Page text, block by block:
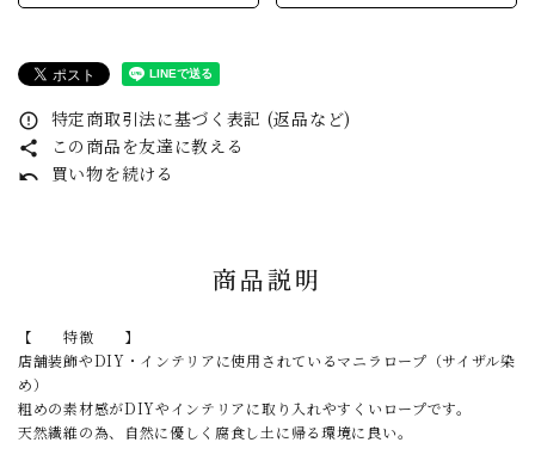
error_outline 特定商取引法に基づく表記 (返品など)
share この商品を友達に教える
undo 買い物を続ける
商品説明
【 特徴 】
店舗装飾やDIY・インテリアに使用されているマニラロープ（サイザル染
め）
粗めの素材感がDIYやインテリアに取り入れやすくいロープです。
天然繊維の為、自然に優しく腐食し土に帰る環境に良い。